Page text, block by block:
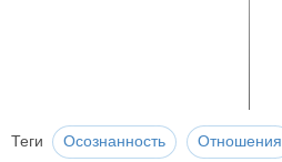
Теги Осознанность Отношения